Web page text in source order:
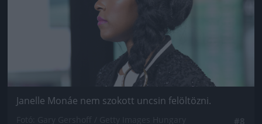
Janelle Monáe nem szokott uncsin felöltözni.